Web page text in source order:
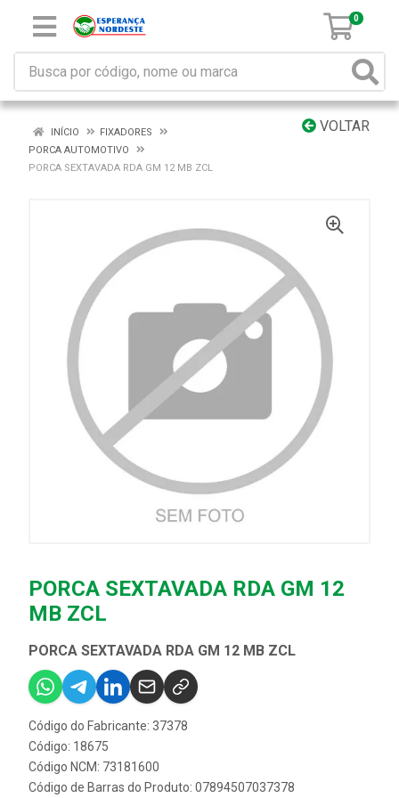
0
VOLTAR
INÍCIO
FIXADORES
PORCA AUTOMOTIVO
PORCA SEXTAVADA RDA GM 12 MB ZCL
PORCA SEXTAVADA RDA GM 12
MB ZCL
PORCA SEXTAVADA RDA GM 12 MB ZCL
Código do Fabricante: 37378
Código: 18675
Código NCM: 73181600
Código de Barras do Produto: 07894507037378